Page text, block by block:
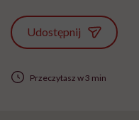
Udostępnij
Przeczytasz w 3 min